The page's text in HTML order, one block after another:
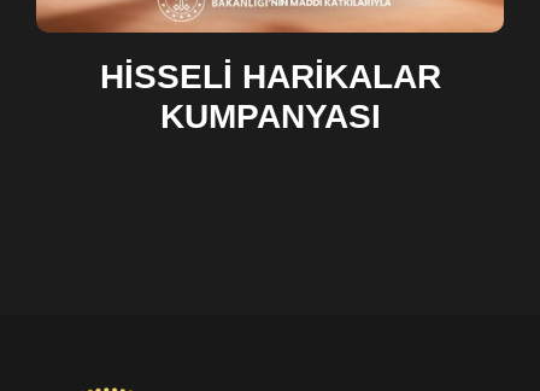
HİSSELİ HARİKALAR
KUMPANYASI